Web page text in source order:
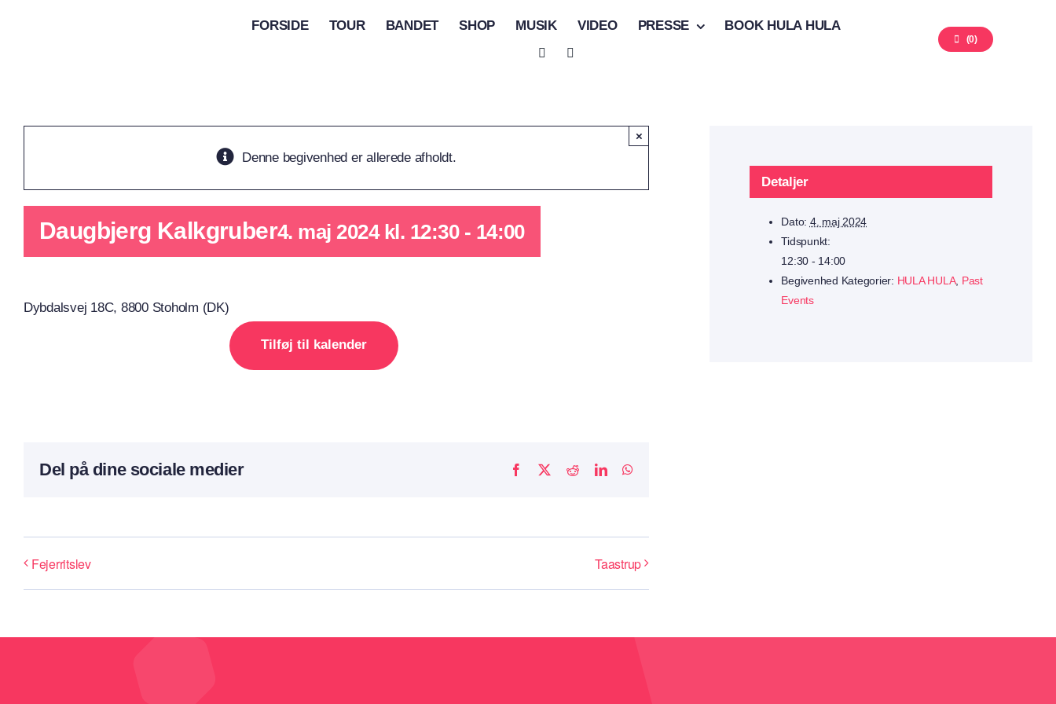
FORSIDE TOUR BANDET SHOP MUSIK VIDEO PRESSE BOOK HULA HULA
(0)
Denne begivenhed er allerede afholdt.
×
Daugbjerg Kalkgruber4. maj 2024 kl. 12:30- 14:00
Dybdalsvej 18C, 8800 Stoholm (DK)
Tilføj til kalender
Del på dine sociale medier Facebook
X RedditLinkedIn
Fejerritslev Taastrup
Detaljer
Dato: 4. maj 2024
Tidspunkt:
12:30 - 14:00
Begivenhed Kategorier: HULA HULA, Past
Events